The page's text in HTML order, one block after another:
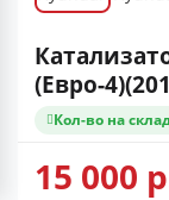
(Евро-
Кол-во на
15 000